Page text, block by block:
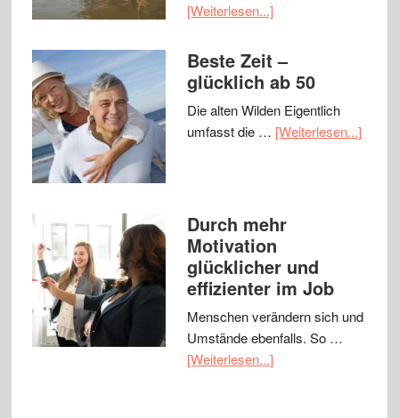
[Weiterlesen...]
Beste Zeit –
glücklich ab 50
Die alten Wilden Eigentlich
umfasst die … [Weiterlesen...]
Durch mehr
Motivation
glücklicher und
effizienter im Job
Menschen verändern sich und
Umstände ebenfalls. So …
[Weiterlesen...]